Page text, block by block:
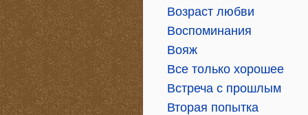
Возраст любви
Воспоминания
Вояж
Все только хорошее
Встреча с прошлым
Вторая попытка